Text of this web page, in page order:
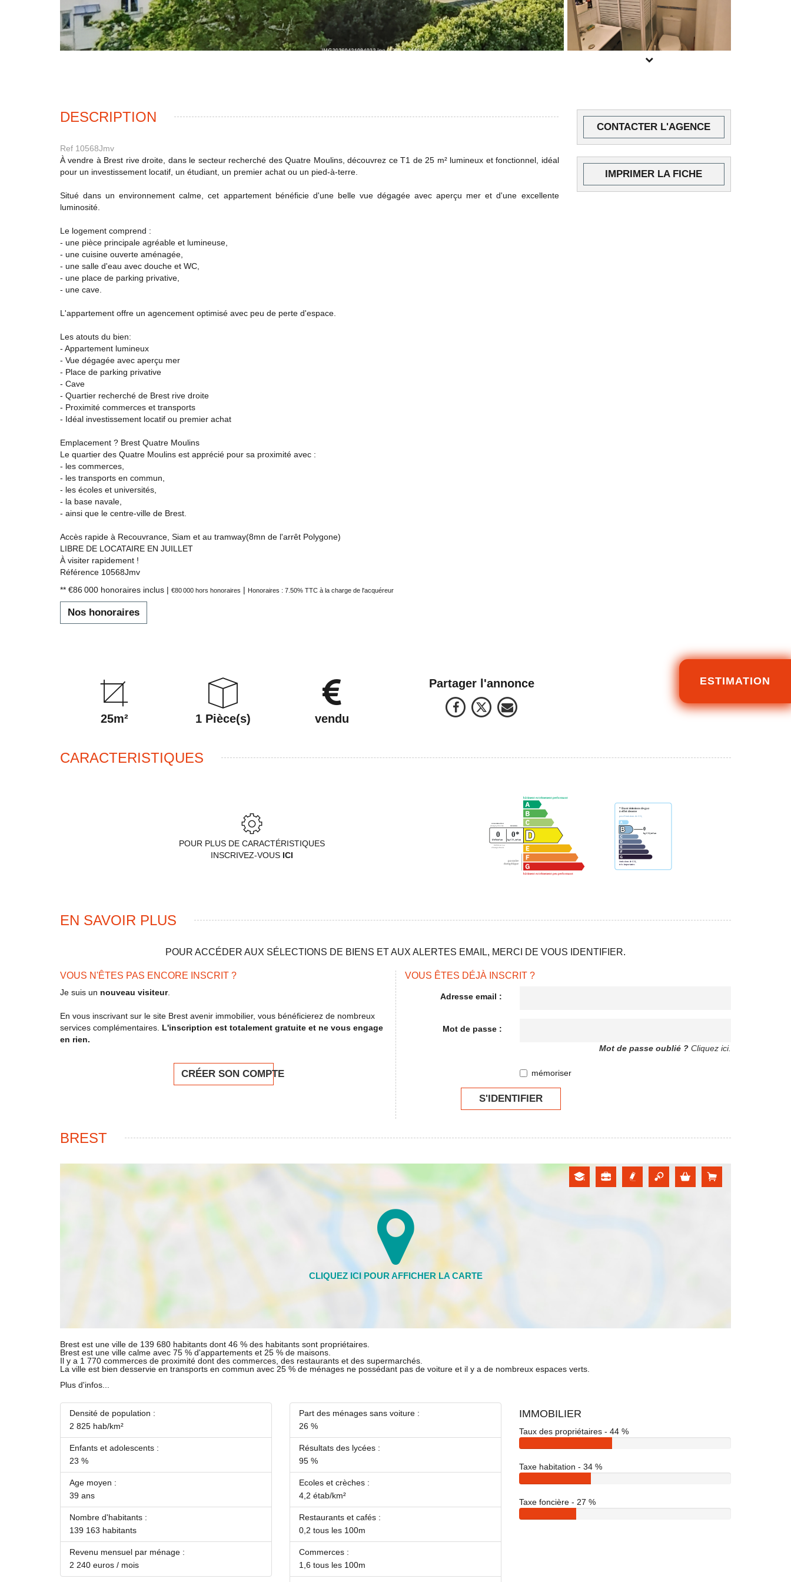
ESTIMATION
POUR PLUS DE PHOTOS
DESCRIPTION
Ref 10568Jmv
À vendre à Brest rive droite, dans le secteur recherché des Quatre Moulins, découvrez ce T1 de 25 m² lumineux et fonctionnel, idéal
pour un investissement locatif, un étudiant, un premier achat ou un pied-à-terre.
Situé dans un environnement calme, cet appartement bénéficie d'une belle vue dégagée avec aperçu mer et d'une excellente
luminosité.
Le logement comprend :
- une pièce principale agréable et lumineuse,
- une cuisine ouverte aménagée,
- une salle d'eau avec douche et WC,
- une place de parking privative,
- une cave.
L'appartement offre un agencement optimisé avec peu de perte d'espace.
Les atouts du bien:
- Appartement lumineux
- Vue dégagée avec aperçu mer
- Place de parking privative
- Cave
- Quartier recherché de Brest rive droite
- Proximité commerces et transports
- Idéal investissement locatif ou premier achat
Emplacement ? Brest Quatre Moulins
Le quartier des Quatre Moulins est apprécié pour sa proximité avec :
- les commerces,
- les transports en commun,
- les écoles et universités,
- la base navale,
- ainsi que le centre-ville de Brest.
Accès rapide à Recouvrance, Siam et au tramway(8mn de l'arrêt Polygone)
LIBRE DE LOCATAIRE EN JUILLET
À visiter rapidement !
Référence 10568Jmv
** €86 000 honoraires inclus | €80 000 hors honoraires | Honoraires : 7.50% TTC à la charge de l'acquéreur
Nos honoraires
25m² 1 Pièce(s) vendu
Partager l'annonce
CONTACTER L'AGENCE
IMPRIMER LA FICHE
CARACTERISTIQUES
POUR PLUS DE CARACTÉRISTIQUES
INSCRIVEZ-VOUS ICI
EN SAVOIR PLUS
POUR ACCÉDER AUX SÉLECTIONS DE BIENS ET AUX ALERTES EMAIL, MERCI DE VOUS IDENTIFIER.
VOUS N'ÊTES PAS ENCORE INSCRIT ?
Je suis un nouveau visiteur.
En vous inscrivant sur le site Brest avenir immobilier, vous bénéficierez de nombreux
services complémentaires. L'inscription est totalement gratuite et ne vous engage
en rien.
CRÉER SON COMPTE
VOUS ÊTES DÉJÀ INSCRIT ?
Adresse email :
Mot de passe :
Mot de passe oublié ?Cliquez ici.
mémoriser
S'IDENTIFIER
BREST
Brest est une ville de 139 680 habitants dont 46 % des habitants sont propriétaires.
Brest est une ville calme avec 75 % d'appartements et 25 % de maisons.
Il y a 1 770 commerces de proximité dont des commerces, des restaurants et des supermarchés.
La ville est bien desservie en transports en commun avec 25 % de ménages ne possédant pas de voiture et il y a de nombreux espaces verts.
Plus d'infos...
Densité de population :
2 825 hab/km²
Enfants et adolescents :
23 %
Age moyen :
39 ans
Nombre d'habitants :
139 163 habitants
Revenu mensuel par ménage :
2 240 euros / mois
Part des ménages sans voiture :
26 %
Résultats des lycées :
95 %
Ecoles et crèches :
4,2 étab/km²
Restaurants et cafés :
0,2 tous les 100m
Commerces :
1,6 tous les 100m
IMMOBILIER
Taux des propriétaires - 44 %
Taxe habitation - 34 %
Taxe foncière - 27 %